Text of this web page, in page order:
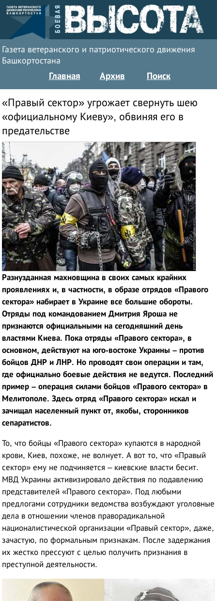
Газета ветеранского и патриотического движения
Башкортостана
Главная Архив Поиск
«Правый сектор» угрожает свернуть шею
«официальному Киеву», обвиняя его в
предательстве
Разнузданная махновщина в своих самых крайних
проявлениях и, в частности, в образе отрядов «Правого
сектора» набирает в Украине все большие обороты.
Отряды под командованием Дмитрия Яроша не
признаются официальными на сегодняшний день
властями Киева. Пока отряды «Правого сектора», в
основном, действуют на юго-востоке Украины – против
бойцов ДНР и ЛНР. Но проводят свои операции и там,
где официально боевые действия не ведутся. Последний
пример – операция силами бойцов «Правого сектора» в
Мелитополе. Здесь отряд «Правого сектора» искал и
зачищал населенный пункт от, якобы, сторонников
сепаратистов.
То, что бойцы «Правого сектора» купаются в народной
крови, Киев, похоже, не волнует. А вот то, что «Правый
сектор» ему не подчиняется – киевские власти бесит.
МВД Украины активизировало действия по подавлению
представителей «Правого сектора». Под любыми
предлогами сотрудники ведомства возбуждают уголовные
дела в отношении членов праворадикальной
националистической организации «Правый сектор», даже,
зачастую, по формальным признакам. После задержания
их жестко прессуют с целью получить признания в
преступной деятельности.